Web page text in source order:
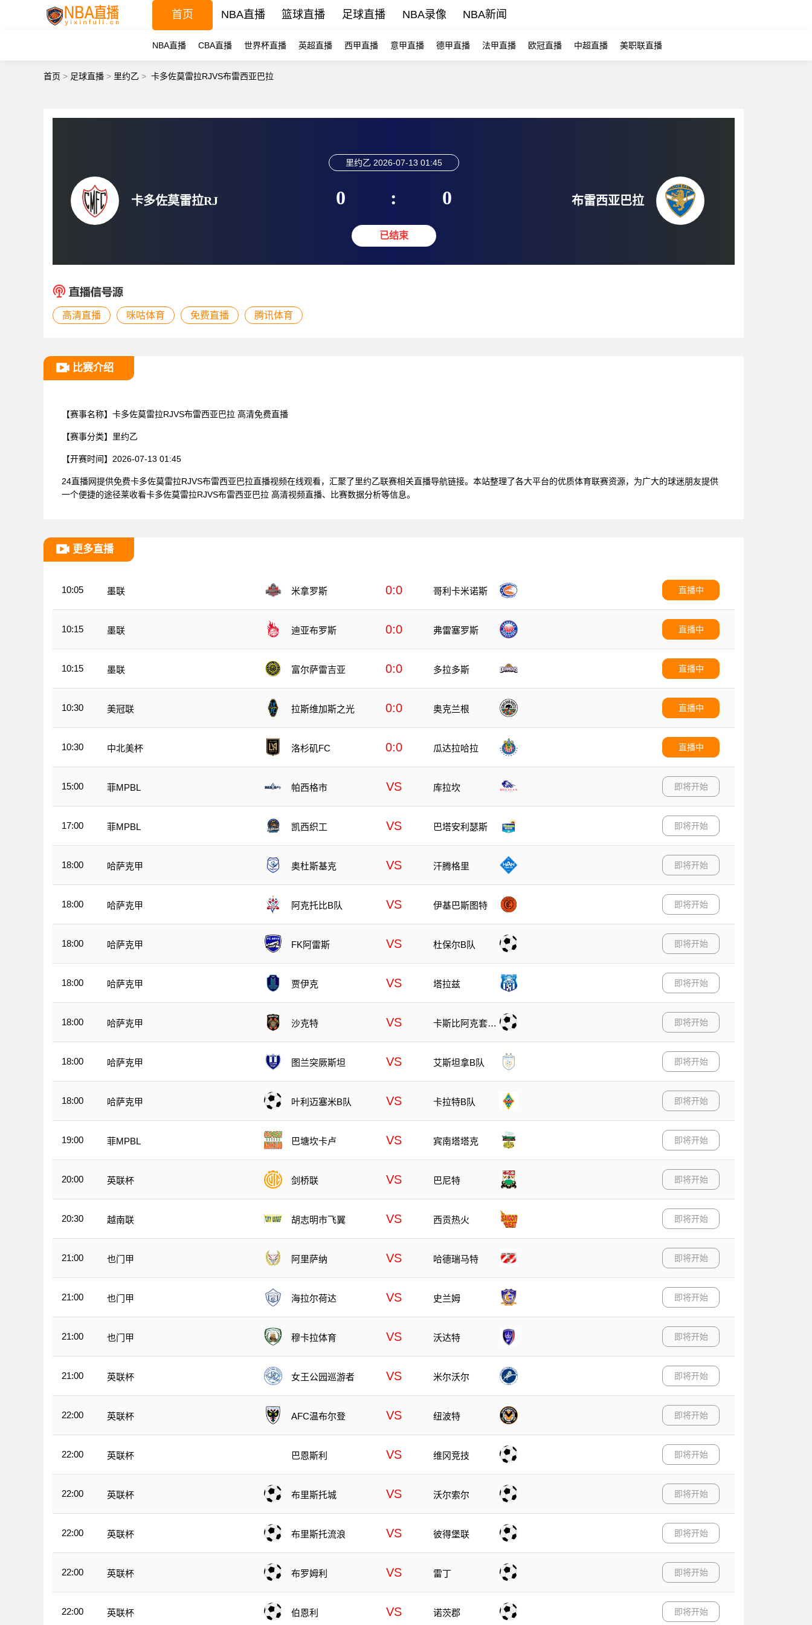
首页 NBA直播 篮球直播 足球直播 NBA录像 NBA新闻
NBA直播 CBA直播 世界杯直播 英超直播 西甲直播 意甲直播 德甲直播 法甲直播 欧冠直播 中超直播 美职联直播
首页 > 足球直播 > 里约乙 > 卡多佐莫雷拉RJVS布雷西亚巴拉
卡多佐莫雷拉RJ
里约乙 2026-07-13 01:45
0 : 0
已结束
布雷西亚巴拉
高清直播 咪咕体育 免费直播 腾讯体育
比赛介绍
【赛事名称】 卡多佐莫雷拉RJVS布雷西亚巴拉 高清免费直播
【赛事分类】 里约乙
【开赛时间】 2026-07-13 01:45
24直播网提供免费卡多佐莫雷拉RJVS布雷西亚巴拉直播视频在线观看，汇聚了里约乙联赛相关直播导航链接。本站整理了各大平台的优质体育联赛资源，为广大的球迷朋友提供
一个便捷的途径莱收看卡多佐莫雷拉RJVS布雷西亚巴拉 高清视频直播、比赛数据分析等信息。
更多直播
10:05 墨联 米拿罗斯 0:0 哥利卡米诺斯 直播中
10:15 墨联 迪亚布罗斯 0:0 弗雷塞罗斯 直播中
10:15 墨联 富尔萨雷吉亚 0:0 多拉多斯 直播中
10:30 美冠联 拉斯维加斯之光 0:0 奥克兰根 直播中
10:30 中北美杯 洛杉矶FC 0:0 瓜达拉哈拉 直播中
15:00 菲MPBL 帕西格市 VS 库拉坎 即将开始
17:00 菲MPBL 凯西织工 VS 巴塔安利瑟斯 即将开始
18:00 哈萨克甲 奥杜斯基克 VS 汗腾格里 即将开始
18:00 哈萨克甲 阿克托比B队 VS 伊基巴斯图特 即将开始
18:00 哈萨克甲 FK阿雷斯 VS 杜保尔B队 即将开始
18:00 哈萨克甲 贾伊克 VS 塔拉兹 即将开始
18:00 哈萨克甲 沙克特 VS
卡斯比阿克套B
即将开始
18:00 哈萨克甲 图兰突厥斯坦 VS 艾斯坦拿B队 即将开始
18:00 哈萨克甲 叶利迈塞米B队 VS 卡拉特B队 即将开始
19:00 菲MPBL 巴塘坎卡卢 VS 宾南塔塔克 即将开始
20:00 英联杯 剑桥联 VS 巴尼特 即将开始
20:30 越南联 胡志明市飞翼 VS 西贡热火 即将开始
21:00 也门甲 阿里萨纳 VS 哈德瑞马特 即将开始
21:00 也门甲 海拉尔荷达 VS 史兰姆 即将开始
21:00 也门甲 穆卡拉体育 VS 沃达特 即将开始
21:00 英联杯 女王公园巡游者 VS 米尔沃尔 即将开始
22:00 英联杯 AFC温布尔登 VS 纽波特 即将开始
22:00 英联杯 巴恩斯利 VS 维冈竞技 即将开始
22:00 英联杯 布里斯托城 VS 沃尔索尔 即将开始
22:00 英联杯 布里斯托流浪 VS 彼得堡联 即将开始
22:00 英联杯 布罗姆利 VS 雷丁 即将开始
22:00 英联杯 伯恩利 VS 诺茨郡 即将开始